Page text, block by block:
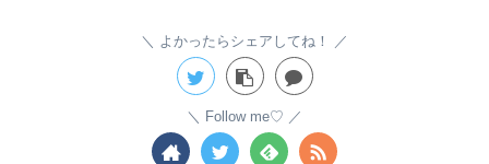
よかったらシェアしてね！
Follow me♡